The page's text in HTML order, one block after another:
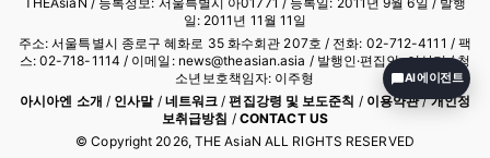
일: 2011년 11월 11일
주소: 서울특별시 종로구 혜화로 35 화수회관 207호 / 전화: 02-712-4111 / 팩
스: 02-718-1114 / 이메일: news@theasian.asia / 발행인·편집인: 이상기 / 청
소년보호책임자: 이주형
아시아엔 소개 / 인사말/ 네트워크 /편집강령 및 보도준칙 / 이용약관/개인정
보취급방침 / CONTACT US
© Copyright 2026, THE AsiaN ALL RIGHTS RESERVED
AI 에이전트